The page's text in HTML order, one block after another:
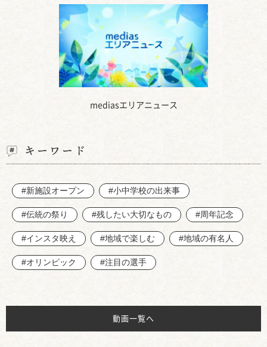
mediasエリアニュース
キーワード
#新施設オープン #小中学校の出来事
#伝統の祭り #残したい大切なもの #周年記念
#インスタ映え #地域で楽しむ #地域の有名人
#オリンピック #注目の選手
動画一覧へ